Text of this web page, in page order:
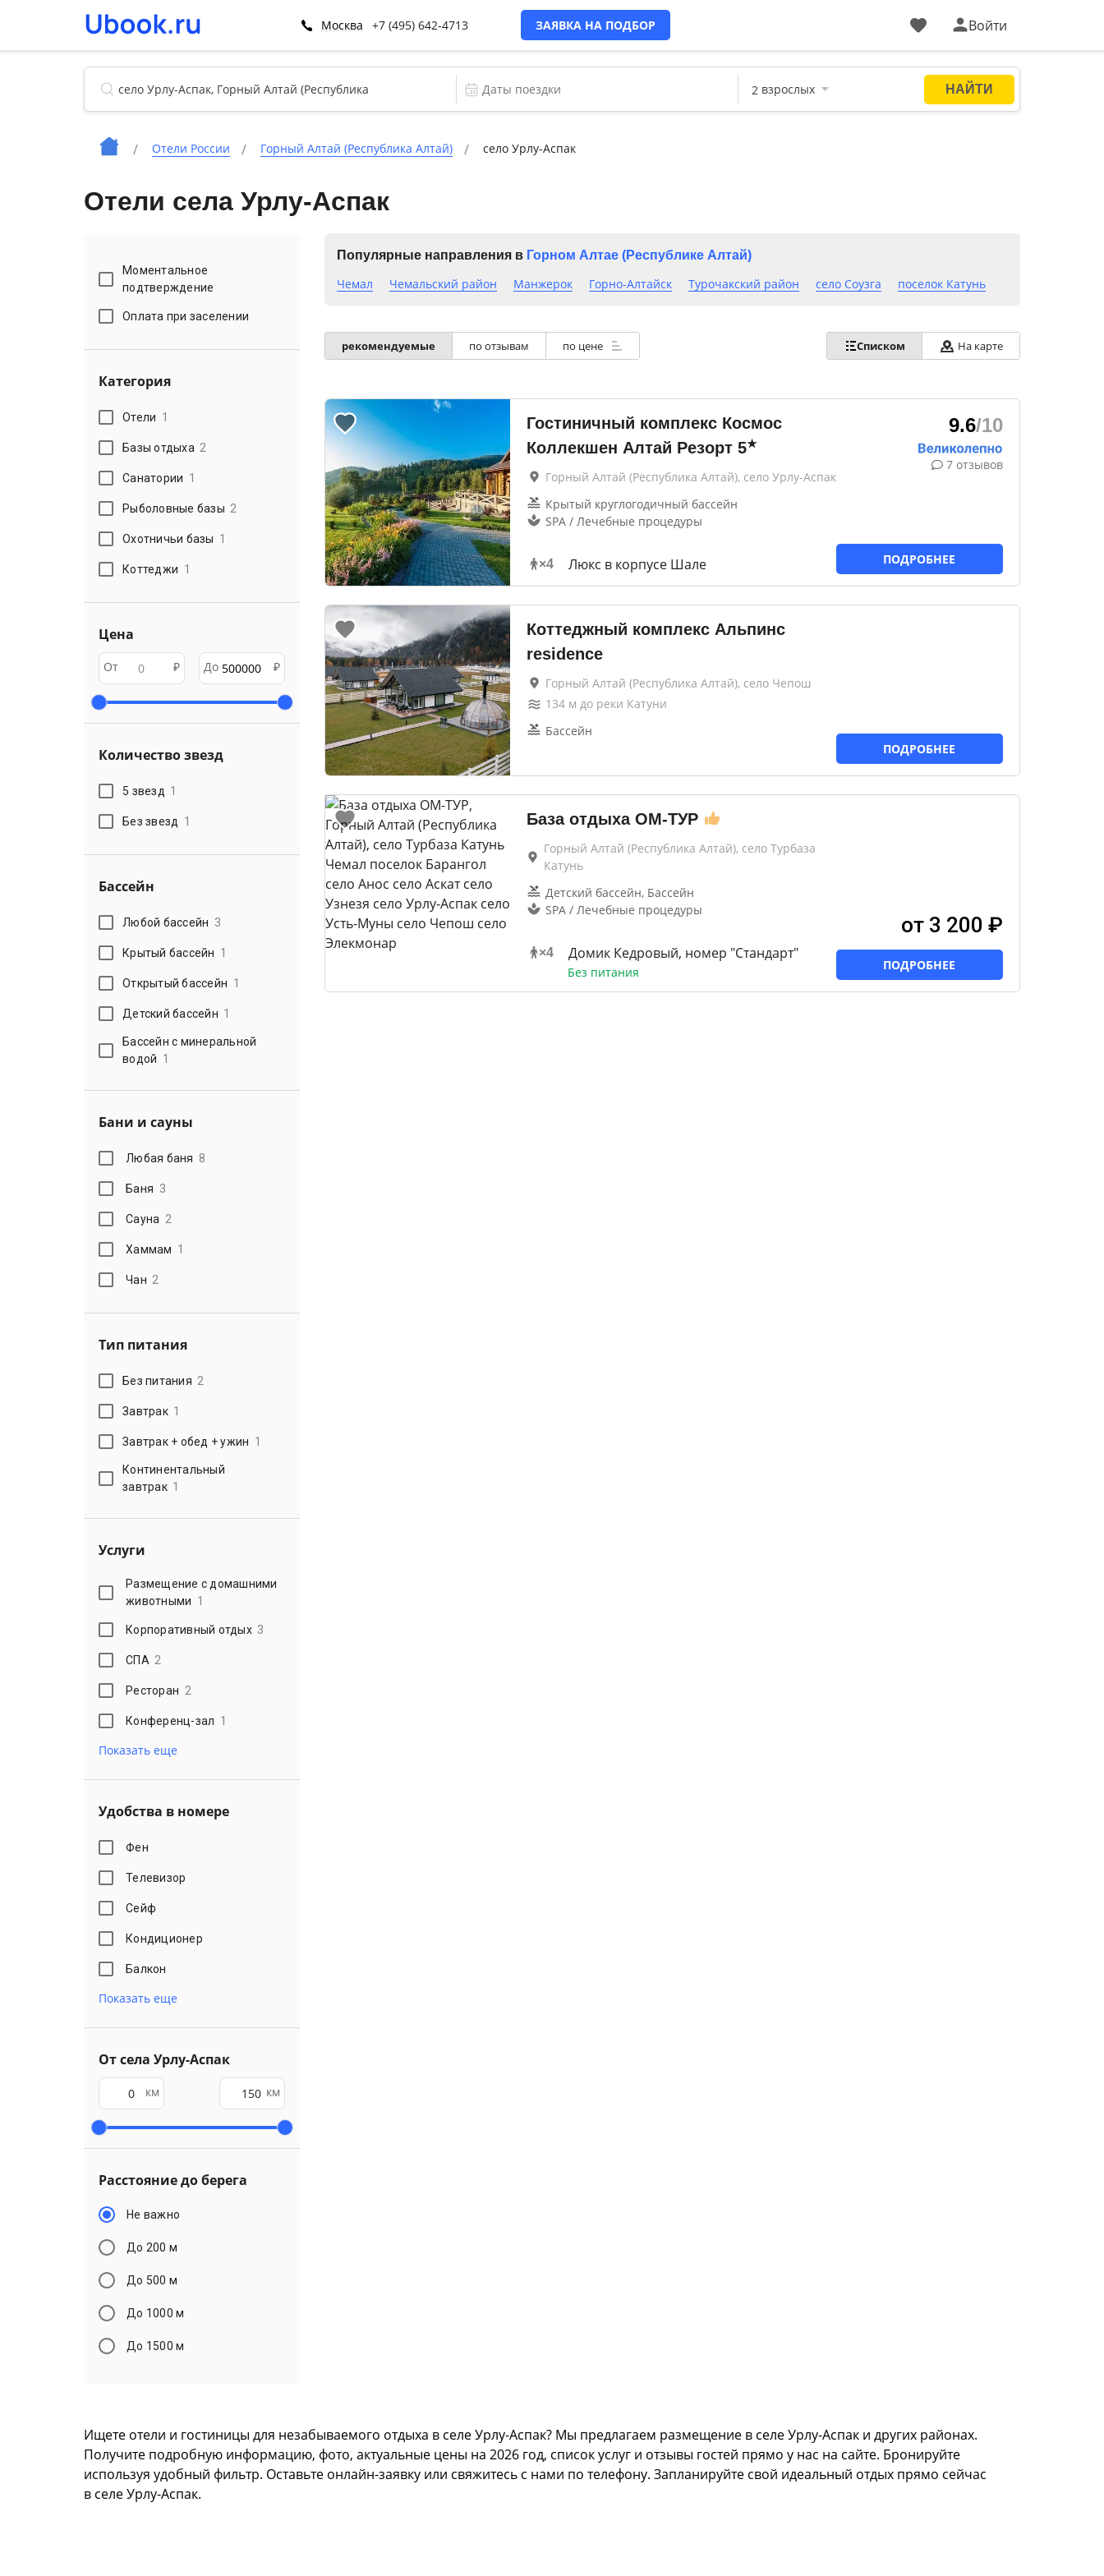
Москва +7 (495) 642-4713 ЗАЯВКА НА ПОДБОР Войти
Отели России Горный Алтай (Республика Алтай) село Урлу-Аспак
Отели села Урлу-Аспак
Моментальное
подтверждение
Оплата при заселении
Категория
Отели 1
Базы отдыха 2
Санатории 1
Рыболовные базы 2
Охотничьи базы 1
Коттеджи 1
Цена
От ₽ До ₽
Количество звезд
5 звезд 1
Без звезд 1
Бассейн
Любой бассейн 3
Крытый бассейн 1
Открытый бассейн 1
Детский бассейн 1
Бассейн с минеральной
водой 1
Бани и сауны
Любая баня 8
Баня 3
Сауна 2
Хаммам 1
Чан 2
Тип питания
Без питания 2
Завтрак 1
Завтрак + обед + ужин 1
Континентальный
завтрак 1
Услуги
Размещение с домашними
животными 1
Корпоративный отдых 3
СПА 2
Ресторан 2
Конференц-зал 1
Показать еще
Удобства в номере
Фен
Телевизор
Сейф
Кондиционер
Балкон
Показать еще
От села Урлу-Аспак
км км
Расстояние до берега
Не важно
До 200 м
До 500 м
До 1000 м
До 1500 м
Популярные направления в Горном Алтае (Республике Алтай)
Чемал Чемальский район Манжерок Горно-Алтайск Турочакский район село Соузга поселок Катунь
рекомендуемые по отзывам по цене Списком На карте
Гостиничный комплекс Космос
Коллекшен Алтай Резорт 5★
Горный Алтай (Республика Алтай), село Урлу-Аспак
Крытый круглогодичный бассейн
SPA / Лечебные процедуры
×4 Люкс в корпусе Шале
9.6/10
7 отзывов
ПОДРОБНЕЕ
Коттеджный комплекс Альпинс
residence
Горный Алтай (Республика Алтай), село Чепош
134м до реки Катуни
Бассейн
ПОДРОБНЕЕ
База отдыха ОМ-ТУР
Горный Алтай (Республика Алтай), село Турбаза
Катунь
Детский бассейн, Бассейн
SPA / Лечебные процедуры
×4 Домик Кедровый, номер "Стандарт"
Без питания
от 3 200 ₽
ПОДРОБНЕЕ
Ищете отели и гостиницы для незабываемого отдыха в селе Урлу-Аспак? Мы предлагаем размещение в селе Урлу-Аспак и других районах.
Получите подробную информацию, фото, актуальные цены на 2026 год, список услуг и отзывы гостей прямо у нас на сайте. Бронируйте
используя удобный фильтр. Оставьте онлайн-заявку или свяжитесь с нами по телефону. Запланируйте свой идеальный отдых прямо сейчас
в селе Урлу-Аспак.